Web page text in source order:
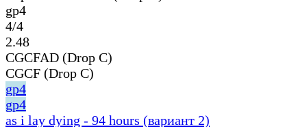
gp4
4/4
2.48
CGCFAD (Drop C)
CGCF (Drop C)
gp4
gp4
as i lay dying - 94 hours (вариант 2)